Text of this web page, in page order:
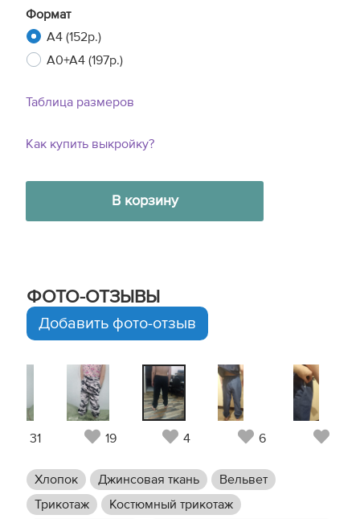
Формат
A4 (152р.)
A0+A4 (197р.)
Таблица размеров
Как купить выкройку?
В корзину
ФОТО-ОТЗЫВЫ
Добавить фото-отзыв
31 19 4 6
Хлопок Джинсовая ткань
Вельвет
Трикотаж
Костюмный трикотаж